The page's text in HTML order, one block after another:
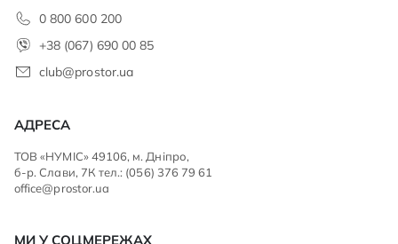
0 800 600 200
+38 (067) 690 00 85
club@prostor.ua
АДРЕСА
ТОВ «НУМІС» 49106, м. Дніпро,
б-р. Слави, 7К тел.: (056) 376 79 61
office@prostor.ua
МИ У СОЦМЕРЕЖАХ